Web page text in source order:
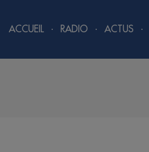
ACCUEIL RADIO ACTUS